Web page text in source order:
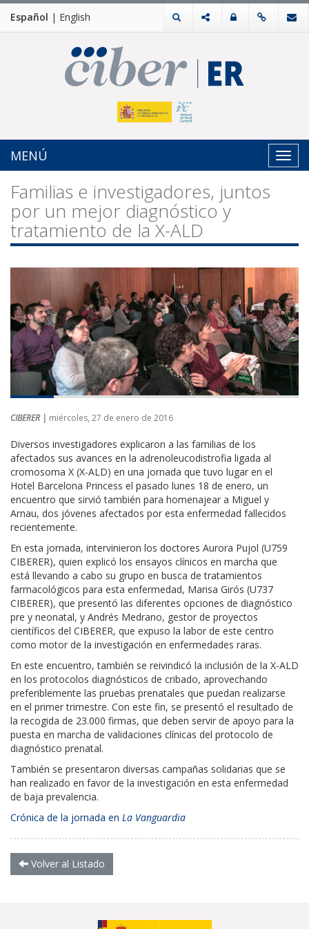
Español | English
MENÚ
Familias e investigadores, juntos
por un mejor diagnóstico y
tratamiento de la X-ALD
CIBERER | miércoles, 27 de enero de 2016
Diversos investigadores explicaron a las familias de los
afectados sus avances en la adrenoleucodistrofia ligada al
cromosoma X (X-ALD) en una jornada que tuvo lugar en el
Hotel Barcelona Princess el pasado lunes 18 de enero, un
encuentro que sirvió también para homenajear a Miguel y
Arnau, dos jóvenes afectados por esta enfermedad fallecidos
recientemente.
En esta jornada, intervinieron los doctores Aurora Pujol (U759
CIBERER), quien explicó los ensayos clínicos en marcha que
está llevando a cabo su grupo en busca de tratamientos
farmacológicos para esta enfermedad, Marisa Girós (U737
CIBERER), que presentó las diferentes opciones de diagnóstico
pre y neonatal, y Andrés Medrano, gestor de proyectos
científicos del CIBERER, que expuso la labor de este centro
como motor de la investigación en enfermedades raras.
En este encuentro, también se reivindicó la inclusión de la X-ALD
en los protocolos diagnósticos de cribado, aprovechando
preferiblemente las pruebas prenatales que puedan realizarse
en el primer trimestre. Con este fin, se presentó el resultado de
la recogida de 23.000 firmas, que deben servir de apoyo para la
puesta en marcha de validaciones clínicas del protocolo de
diagnóstico prenatal.
También se presentaron diversas campañas solidarias que se
han realizado en favor de la investigación en esta enfermedad
de baja prevalencia.
Crónica de la jornada en La Vanguardia
Volver al Listado